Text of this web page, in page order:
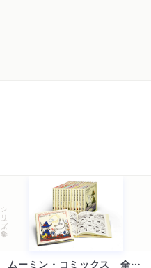
シリーズ・全集
ムーミン・コミックス 全１４巻セット